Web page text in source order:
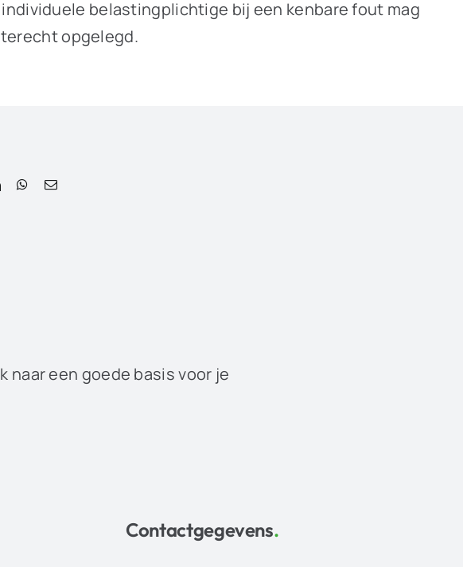
belastingplichtige bij een kenbare fout mag
opgelegd.
naar een goede basis voor je
Contactgegevens.